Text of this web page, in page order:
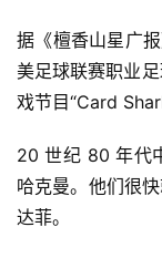
据《檀香山星广
美足球联赛职业
戏节目“Card
20 世纪 80 年代
哈克曼。他们很
达菲。